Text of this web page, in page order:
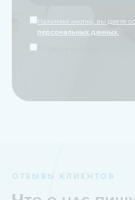
Нажимая кнопку, вы даёте
персональных данных.
ОТЗЫВЫ КЛИЕНТОВ